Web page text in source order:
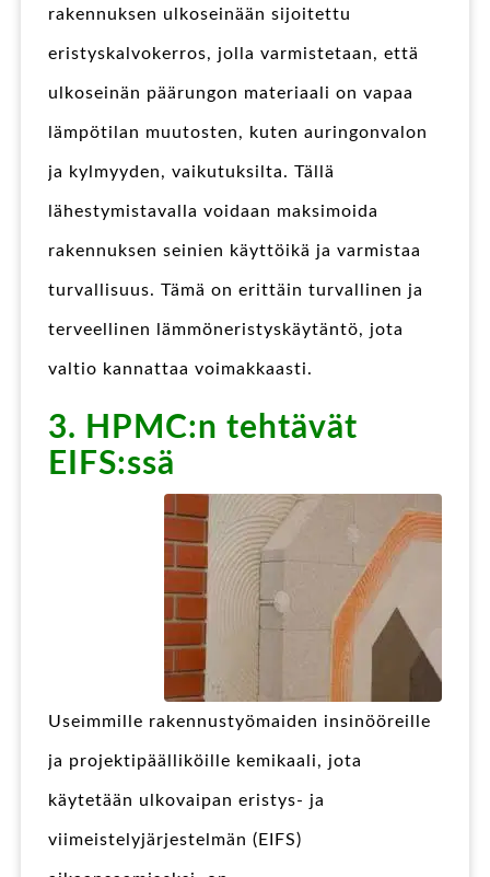
rakennuksen ulkoseinään sijoitettu
eristyskalvokerros, jolla varmistetaan, että
ulkoseinän päärungon materiaali on vapaa
lämpötilan muutosten, kuten auringonvalon
ja kylmyyden, vaikutuksilta. Tällä
lähestymistavalla voidaan maksimoida
rakennuksen seinien käyttöikä ja varmistaa
turvallisuus. Tämä on erittäin turvallinen ja
terveellinen lämmöneristyskäytäntö, jota
valtio kannattaa voimakkaasti.
3. HPMC:n tehtävät
EIFS:ssä
Useimmille rakennustyömaiden insinööreille
ja projektipäälliköille kemikaali, jota
käytetään ulkovaipan eristys- ja
viimeistelyjärjestelmän (EIFS)